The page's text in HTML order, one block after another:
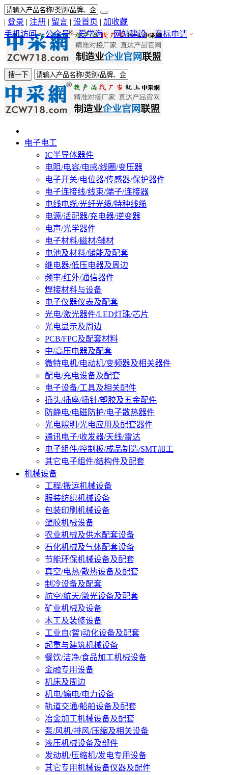
| 登录 | 注册 | 留言 | 设首页 | 加收藏
手机访问
公众号 爱学海 网站建设 商标申请
搜一下
电子电工
IC半导体器件
电阻/电容/电感/线圈/变压器
电子开关/电位器/传感器/保护器件
电子连接线/线束/端子/连接器
电线电缆/光纤光缆/特种线缆
电源/适配器/充电器/逆变器
电声/光学器件
电子材料/磁材/辅材
电池及材料/储能及配套
继电器/低压电器及周边
频率/红外/通信器件
焊接材料与设备
电子仪器仪表及配套
光电/激光器件/LED灯珠/芯片
光电显示及周边
PCB/FPC及配套材料
中/高压电器及配套
微特电机/电动机/变频器及相关器件
配电/充电设备及配套
电子设备/工具及相关配件
插头/插座/插针/塑胶及五金配件
防静电/电磁防护/电子散热器件
光电照明/光电应用及配套器件
通讯电子/收发器/天线/雷达
电子组件/控制板/成品制造/SMT加工
其它电子组件/结构件及配套
机械设备
工程/搬运机械设备
服装纺织机械设备
包装印刷机械设备
塑胶机械设备
农业机械及供水配套设备
石化机械及气体配套设备
节能环保机械设备及配套
真空/电热/散热设备及配套
制冷设备及配套
航空/航天/激光设备及配套
矿业机械及设备
木工及装修设备
工业自(智)动化设备及配套
起重与建筑机械设备
餐饮/洁净/食品加工机械设备
金融专用设备
机床及周边
机电/输电/电力设备
轨道交通/船舶设备及配套
冶金加工机械设备及配套
泵/风机/排风/压缩及相关设备
液压机械设备及部件
发动机/压缩机/发电专用设备
其它专用机械设备仪器及配件